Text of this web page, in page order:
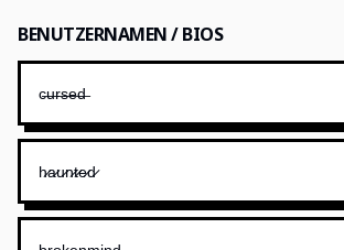
BENUTZERNAMEN / BIOS
c̶u̶r̶s̶e̶d̶
h̷a̷u̷n̷t̷e̷d̷